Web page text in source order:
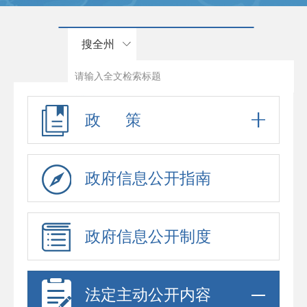
搜全州
政 策
政府信息公开指南
政府信息公开制度
法定主动公开内容